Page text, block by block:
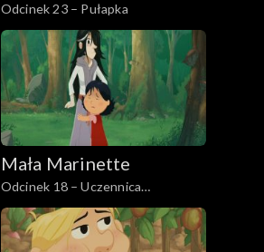
Odcinek 23 – Pułapka
Mała Marinette
Odcinek 18 – Uczennica
czarownicy